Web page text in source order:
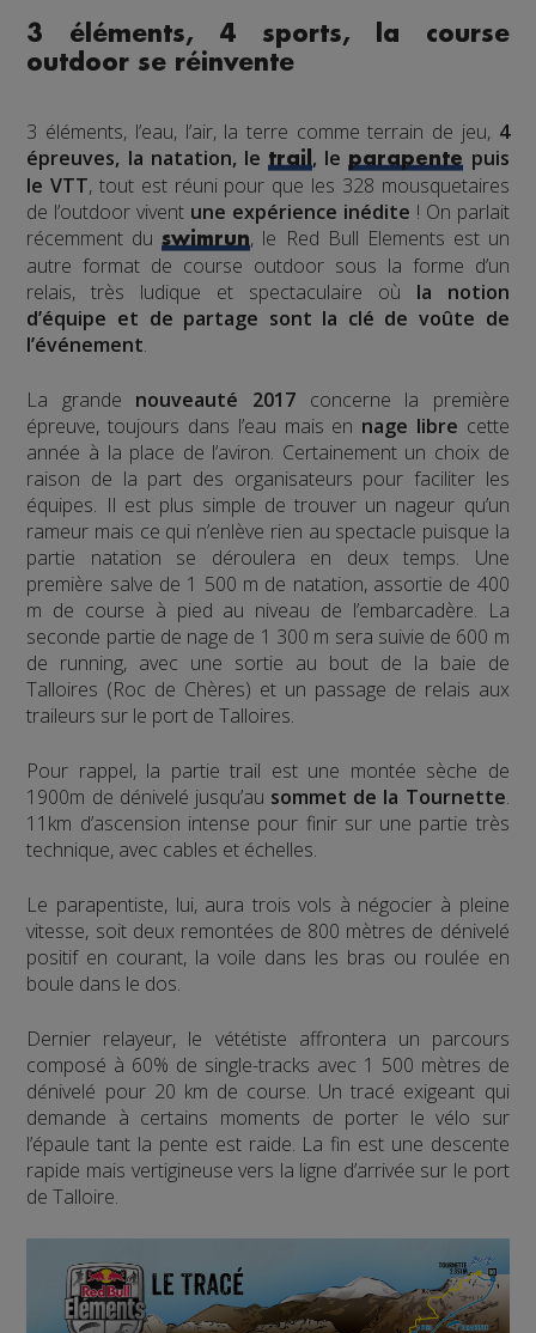
3 éléments, 4 sports, la course
outdoor se réinvente
3 éléments, l’eau, l’air, la terre comme terrain de jeu, 4
épreuves, la natation, letrail, leparapente puis
le VTT, tout est réuni pour que les 328 mousquetaires
de l’outdoor vivent une expérience inédite ! On parlait
récemment duswimrun, le Red Bull Elements est un
autre format de course outdoor sous la forme d’un
relais, très ludique et spectaculaire où la notion
d’équipe et de partage sont la clé de voûte de
l’événement.
La grande nouveauté 2017 concerne la première
épreuve, toujours dans l’eau mais en nage libre cette
année à la place de l’aviron. Certainement un choix de
raison de la part des organisateurs pour faciliter les
équipes. Il est plus simple de trouver un nageur qu’un
rameur mais ce qui n’enlève rien au spectacle puisque la
partie natation se déroulera en deux temps. Une
première salve de 1 500 m de natation, assortie de 400
m de course à pied au niveau de l’embarcadère. La
seconde partie de nage de 1 300 m sera suivie de 600 m
de running, avec une sortie au bout de la baie de
Talloires (Roc de Chères) et un passage de relais aux
traileurs sur le port de Talloires.
Pour rappel, la partie trail est une montée sèche de
1900m de dénivelé jusqu’au sommet de la Tournette.
11km d’ascension intense pour finir sur une partie très
technique, avec cables et échelles.
Le parapentiste, lui, aura trois vols à négocier à pleine
vitesse, soit deux remontées de 800 mètres de dénivelé
positif en courant, la voile dans les bras ou roulée en
boule dans le dos.
Dernier relayeur, le vététiste affrontera un parcours
composé à 60% de single-tracks avec 1 500 mètres de
dénivelé pour 20 km de course. Un tracé exigeant qui
demande à certains moments de porter le vélo sur
l’épaule tant la pente est raide. La fin est une descente
rapide mais vertigineuse vers la ligne d’arrivée sur le port
de Talloire.